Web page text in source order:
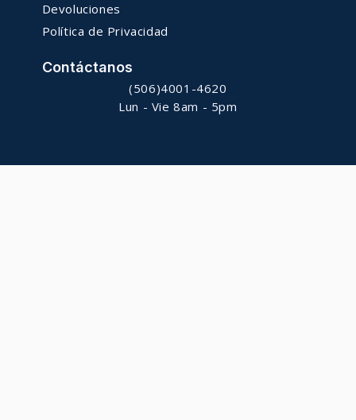
Devoluciones
Política de Privacidad
Contáctanos
(506)4001-4620
Lun - Vie 8am - 5pm